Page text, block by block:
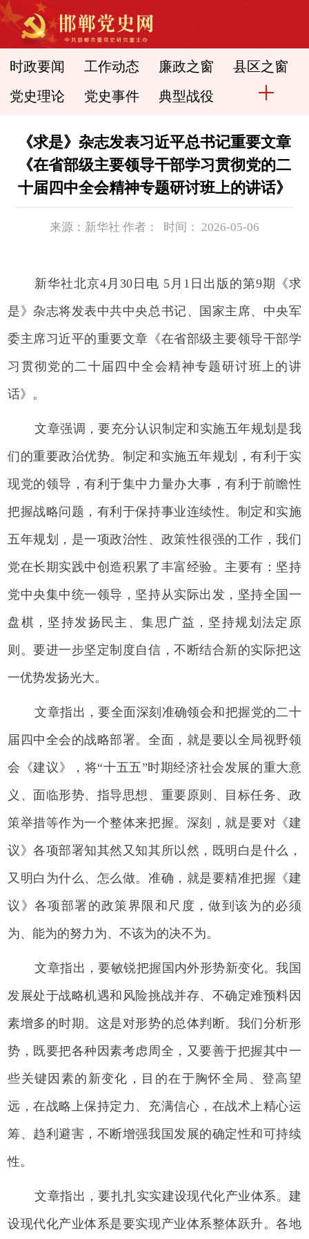
时政要闻 工作动态 廉政之窗 县区之窗
党史理论 党史事件 典型战役
《求是》杂志发表习近平总书记重要文章
《在省部级主要领导干部学习贯彻党的二
十届四中全会精神专题研讨班上的讲话》
来源：新华社 作者： 时间： 2026-05-06
新华社北京4月30日电 5月1日出版的第9期《求
是》杂志将发表中共中央总书记、国家主席、中央军
委主席习近平的重要文章《在省部级主要领导干部学
习贯彻党的二十届四中全会精神专题研讨班上的讲
话》。
文章强调，要充分认识制定和实施五年规划是我
们的重要政治优势。制定和实施五年规划，有利于实
现党的领导，有利于集中力量办大事，有利于前瞻性
把握战略问题，有利于保持事业连续性。制定和实施
五年规划，是一项政治性、政策性很强的工作，我们
党在长期实践中创造积累了丰富经验。主要有：坚持
党中央集中统一领导，坚持从实际出发，坚持全国一
盘棋，坚持发扬民主、集思广益，坚持规划法定原
则。要进一步坚定制度自信，不断结合新的实际把这
一优势发扬光大。
文章指出，要全面深刻准确领会和把握党的二十
届四中全会的战略部署。全面，就是要以全局视野领
会《建议》，将“十五五”时期经济社会发展的重大意
义、面临形势、指导思想、重要原则、目标任务、政
策举措等作为一个整体来把握。深刻，就是要对《建
议》各项部署知其然又知其所以然，既明白是什么，
又明白为什么、怎么做。准确，就是要精准把握《建
议》各项部署的政策界限和尺度，做到该为的必须
为、能为的努力为、不该为的决不为。
文章指出，要敏锐把握国内外形势新变化。我国
发展处于战略机遇和风险挑战并存、不确定难预料因
素增多的时期。这是对形势的总体判断。我们分析形
势，既要把各种因素考虑周全，又要善于把握其中一
些关键因素的新变化，目的在于胸怀全局、登高望
远，在战略上保持定力、充满信心，在战术上精心运
筹、趋利避害，不断增强我国发展的确定性和可持续
性。
文章指出，要扎扎实实建设现代化产业体系。建
设现代化产业体系是要实现产业体系整体跃升。各地